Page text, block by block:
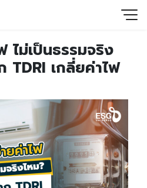
ไม่เป็นธรรมจริง
TDRI เกลี่ยค่าไฟ